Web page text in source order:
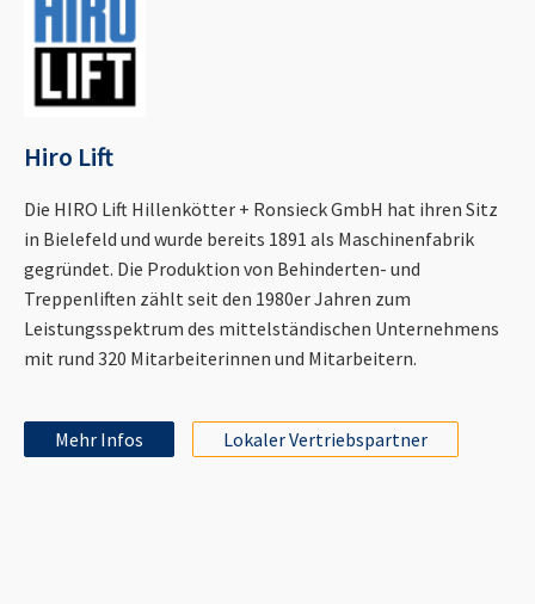
Hiro Lift
Die HIRO Lift Hillenkötter + Ronsieck GmbH hat ihren Sitz
in Bielefeld und wurde bereits 1891 als Maschinenfabrik
gegründet. Die Produktion von Behinderten- und
Treppenliften zählt seit den 1980er Jahren zum
Leistungsspektrum des mittelständischen Unternehmens
mit rund 320 Mitarbeiterinnen und Mitarbeitern.
Mehr Infos Lokaler Vertriebspartner